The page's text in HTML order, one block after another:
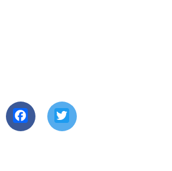
Facebook Twitter